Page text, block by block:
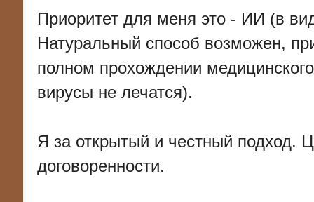
Приоритет для меня это - ИИ (в
Натуральный способ возможен,
полном прохождении
вирусы не лечатся).
Я за открытый и честный подход.
договоренности.